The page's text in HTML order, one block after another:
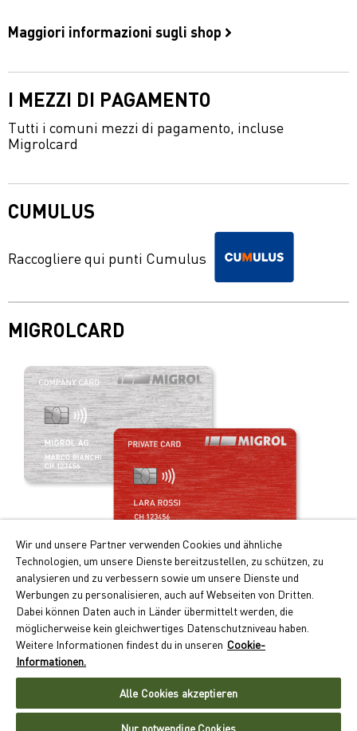
Maggiori informazioni sugli shop
I MEZZI DI PAGAMENTO
Tutti i comuni mezzi di pagamento, incluse
Migrolcard
CUMULUS
Raccogliere qui punti Cumulus
MIGROLCARD
Praticità e vantaggi!
I principali vantaggi della Migrolcard:
Punti Cumulus doppi per i rifornimenti e la ricarica
dell’auto elettrica
Pagamento senza contanti con conteggio mensile
Accettazione capillare in oltre 550 ubicazioni in Svizzera
Richiedere ora la Migrolcard
Wir und unsere Partner verwenden Cookies und ähnliche
Technologien, um unsere Dienste bereitzustellen, zu schützen, zu
analysieren und zu verbessern sowie um unsere Dienste und
Werbungen zu personalisieren, auch auf Webseiten von Dritten.
Dabei können Daten auch in Länder übermittelt werden, die
möglicherweise kein gleichwertiges Datenschutzniveau haben.
Weitere Informationen findest du in unseren Cookie-
Informationen.
Alle Cookies akzeptieren